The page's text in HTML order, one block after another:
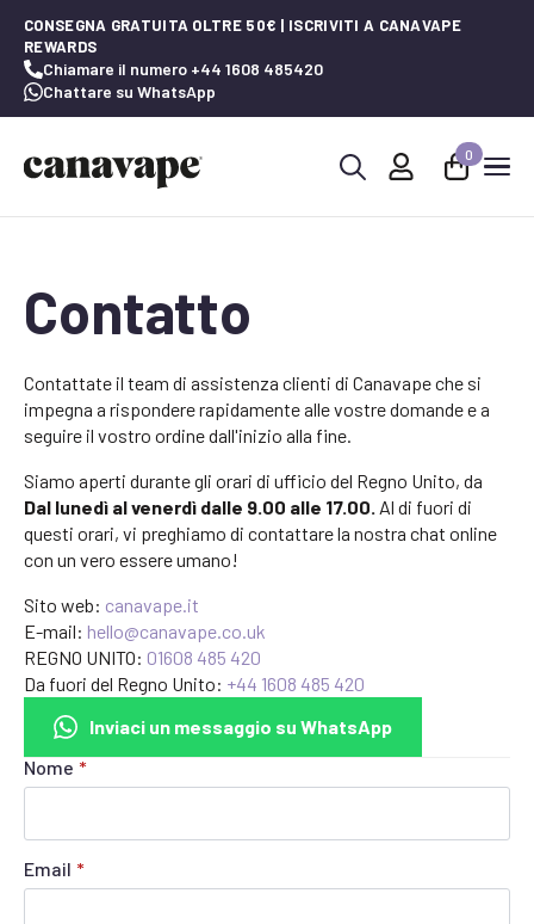
CONSEGNA GRATUITA OLTRE 50€ | ISCRIVITI A CANAVAPE
REWARDS
Chiamare il numero +44 1608 485420
Chattare su WhatsApp
0
Contatto
Contattate il team di assistenza clienti di Canavape che si
impegna a rispondere rapidamente alle vostre domande e a
seguire il vostro ordine dall'inizio alla fine.
Siamo aperti durante gli orari di ufficio del Regno Unito, da
Dal lunedì al venerdì dalle 9.00 alle 17.00. Al di fuori di
questi orari, vi preghiamo di contattare la nostra chat online
con un vero essere umano!
Sito web: canavape.it
E-mail: hello@canavape.co.uk
REGNO UNITO: 01608 485 420
Da fuori del Regno Unito: +44 1608 485 420
Inviaci un messaggio su WhatsApp
Nome *
Email *